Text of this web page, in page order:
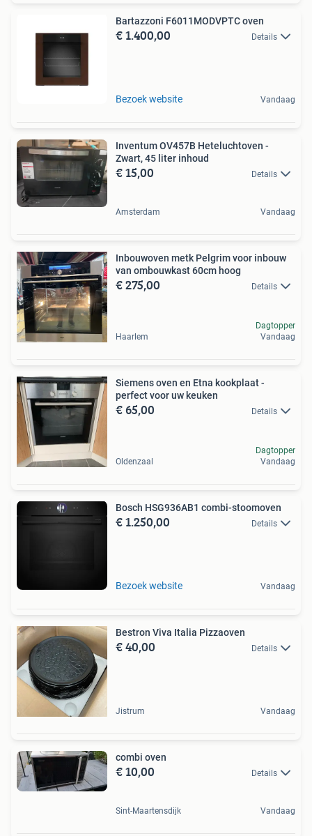
Bartazzoni F6011MODVPTC oven
€ 1.400,00 Details
Bezoek website Vandaag
Inventum OV457B Heteluchtoven -
Zwart, 45 liter inhoud
€ 15,00 Details
Amsterdam Vandaag
Inbouwoven metk Pelgrim voor inbouw
van ombouwkast 60cm hoog
€ 275,00 Details
Haarlem
Dagtopper
Vandaag
Siemens oven en Etna kookplaat -
perfect voor uw keuken
€ 65,00 Details
Oldenzaal
Dagtopper
Vandaag
Bosch HSG936AB1 combi-stoomoven
€ 1.250,00 Details
Bezoek website Vandaag
Bestron Viva Italia Pizzaoven
€ 40,00 Details
Jistrum Vandaag
combi oven
€ 10,00 Details
Sint-Maartensdijk Vandaag